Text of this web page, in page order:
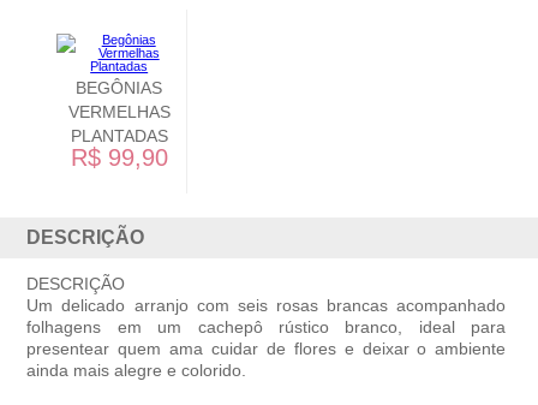
DESCRIÇÃO
DESCRIÇÃO
Um delicado arranjo com seis rosas brancas acompanhado
folhagens em um cachepô rústico branco, ideal para
presentear quem ama cuidar de flores e deixar o ambiente
ainda mais alegre e colorido.